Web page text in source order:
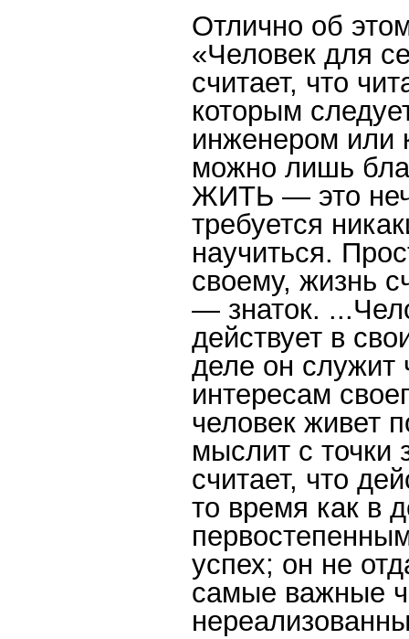
Отлично об
«Человек для
считает, что
которым
инженером или
можно лишь
ЖИТЬ — это
требуется
научиться.
своему, жизнь
— знаток.
действует в
деле он служит
интересам
человек живет
мыслит с точки
считает, что
то время как в
успех; он не
самые важные